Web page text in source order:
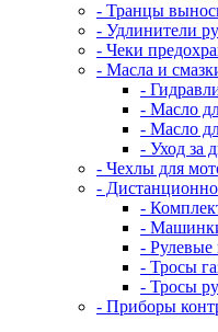
- Транцы
- Удлинители
- Чеки
- Масла и
-
- Масло
- Масло
- Уход за
- Чехлы для
-
-
- Машинки
- Рулевые
- Тросы
- Тросы
- Приборы